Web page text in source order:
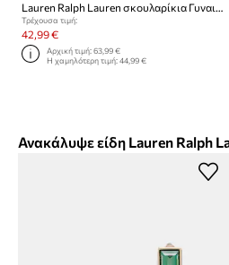
Lauren Ralph Lauren σκουλαρίκια Γυναικεία από μέταλλο POSEY
Τρέχουσα τιμή:
42,99 €
Αρχική τιμή:63,99 €
Η χαμηλότερη τιμή:44,99 €
Ανακάλυψε είδη Lauren Ralph